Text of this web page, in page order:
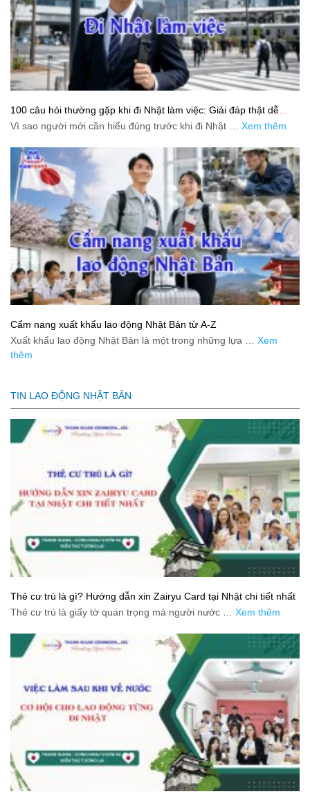
100 câu hỏi thường gặp khi đi Nhật làm việc: Giải đáp thật dễ
hiểu cho người mới bắt đầu
Vì sao người mới cần hiểu đúng trước khi đi Nhật … Xem thêm
Cẩm nang xuất khẩu lao động Nhật Bản từ A-Z
Xuất khẩu lao động Nhật Bản là một trong những lựa … Xem
thêm
TIN LAO ĐỘNG NHẬT BẢN
Thẻ cư trú là gì? Hướng dẫn xin Zairyu Card tại Nhật chi tiết nhất
Thẻ cư trú là giấy tờ quan trọng mà người nước … Xem thêm